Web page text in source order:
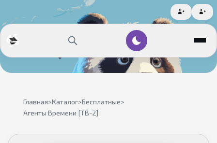
Главная>Каталог>Бесплатные>
Агенты Времени [ТВ-2]